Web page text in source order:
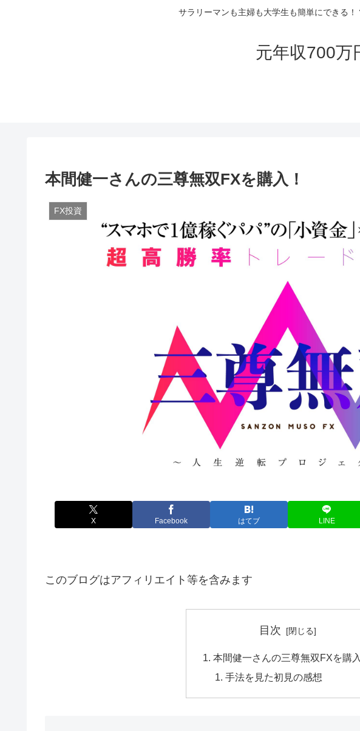
サラリーマンも主婦も大学生も簡単にできる
元年収700万
本間健一さんの三尊無双FXを購入！
FX投資
X Facebook はてブ LINE
このブログはアフィリエイト等を含みます
目次
本間健一さんの三尊無双FXを購入
手法を見た初見の感想